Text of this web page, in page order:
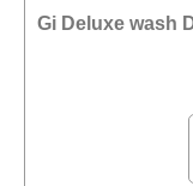
Gi Deluxe wash